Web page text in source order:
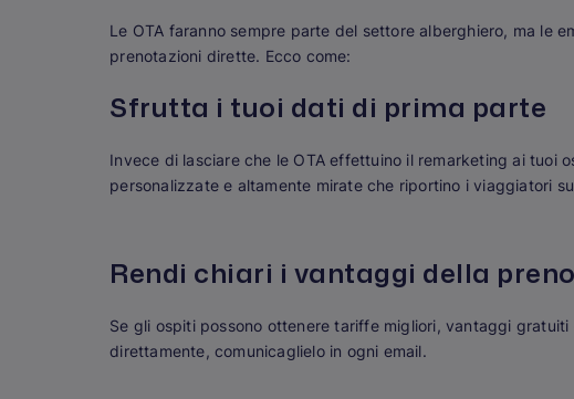
Le OTA faranno sempre parte del settore alberghiero, ma le
prenotazioni dirette. Ecco come:
Sfrutta i tuoi dati di prima parte
Invece di lasciare che le OTA effettuino il remarketing ai tuoi
personalizzate e altamente mirate che riportino i viaggiatori
Rendi chiari i vantaggi della
Se gli ospiti possono ottenere tariffe migliori, vantaggi
direttamente, comunicaglielo in ogni email.